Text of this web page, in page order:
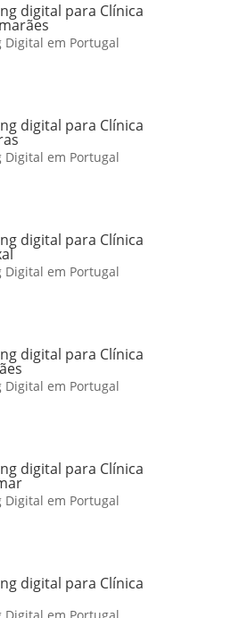
digital para Clínica
em Portugal
digital para Clínica
em Portugal
digital para Clínica
em Portugal
digital para Clínica
em Portugal
digital para Clínica
em Portugal
digital para Clínica